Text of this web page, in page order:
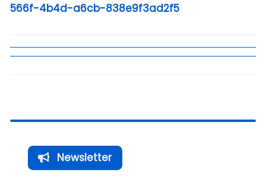
566f-4b4d-a6cb-838e9f3ad2f5
Newsletter